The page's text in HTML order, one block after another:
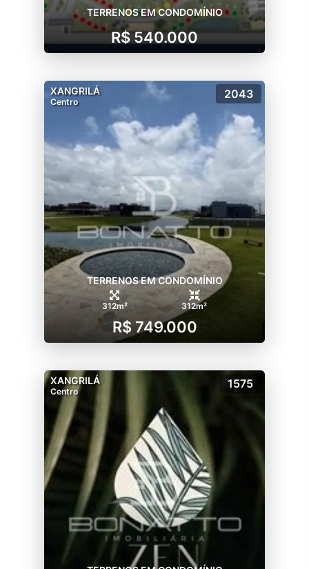
TERRENOS EM CONDOMÍNIO
R$ 540.000
XANGRILÁ
Centro
2043
TERRENOS EM CONDOMÍNIO
312m² 312m²
R$ 749.000
XANGRILÁ
Centro
1575